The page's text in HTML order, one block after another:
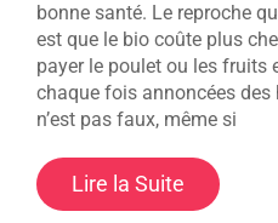
bonne santé. Le reproche
est que le bio coûte plus
payer le poulet ou les fruits
chaque fois annoncées des
n’est pas faux, même si
Lire la Suite